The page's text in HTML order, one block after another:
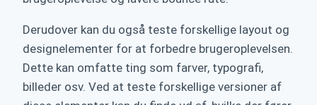
Derudover kan du også teste forskellige layout og
designelementer for at forbedre brugeroplevelsen.
Dette kan omfatte ting som farver, typografi,
billeder osv. Ved at teste forskellige versioner af